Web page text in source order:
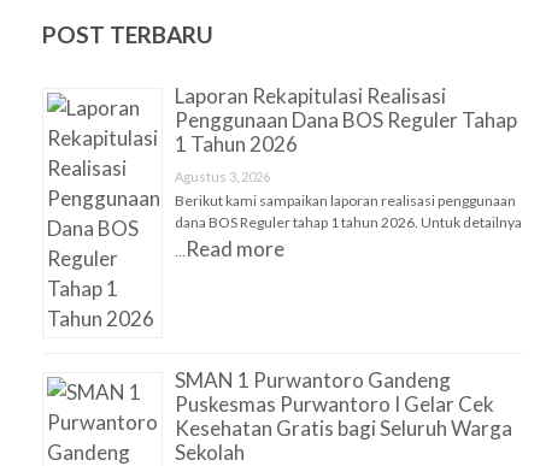
POST TERBARU
Laporan Rekapitulasi Realisasi
Penggunaan Dana BOS Reguler Tahap
1 Tahun 2026
Agustus 3, 2026
Berikut kami sampaikan laporan realisasi penggunaan
dana BOS Reguler tahap 1 tahun 2026. Untuk detailnya
Read more
SMAN 1 Purwantoro Gandeng
Puskesmas Purwantoro I Gelar Cek
Kesehatan Gratis bagi Seluruh Warga
Sekolah